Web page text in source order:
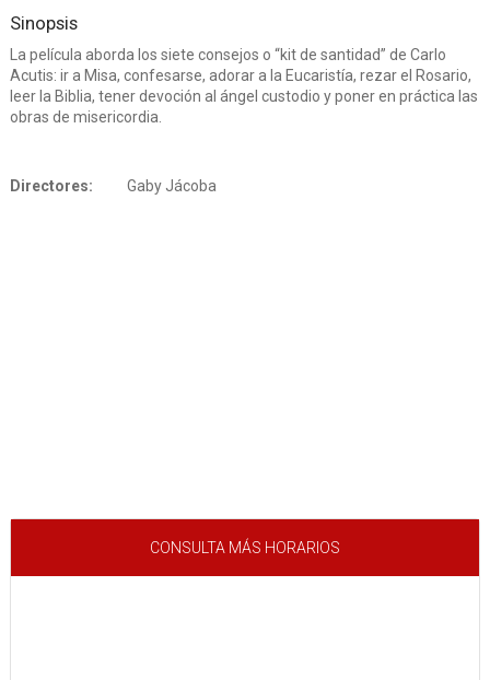
Sinopsis
La película aborda los siete consejos o “kit de santidad” de Carlo
Acutis: ir a Misa, confesarse, adorar a la Eucaristía, rezar el Rosario,
leer la Biblia, tener devoción al ángel custodio y poner en práctica las
obras de misericordia.
Directores: Gaby Jácoba
CONSULTA MÁS HORARIOS